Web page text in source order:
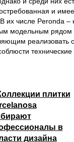
и
их числе Peronda –
модельным рядом
технические